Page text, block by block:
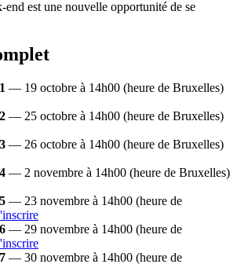
end est une nouvelle opportunité de se
— 19 octobre à 14h00 (heure de Bruxelles)
— 25 octobre à 14h00 (heure de Bruxelles)
— 26 octobre à 14h00 (heure de Bruxelles)
— 2 novembre à 14h00 (heure de Bruxelles)
— 23 novembre à 14h00 (heure de
— 29 novembre à 14h00 (heure de
— 30 novembre à 14h00 (heure de